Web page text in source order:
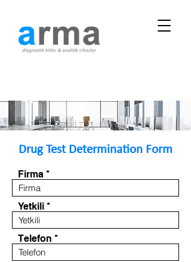
Drug Test Determination Form
Firma
Yetkili
Telefon